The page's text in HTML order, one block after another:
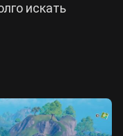
искать